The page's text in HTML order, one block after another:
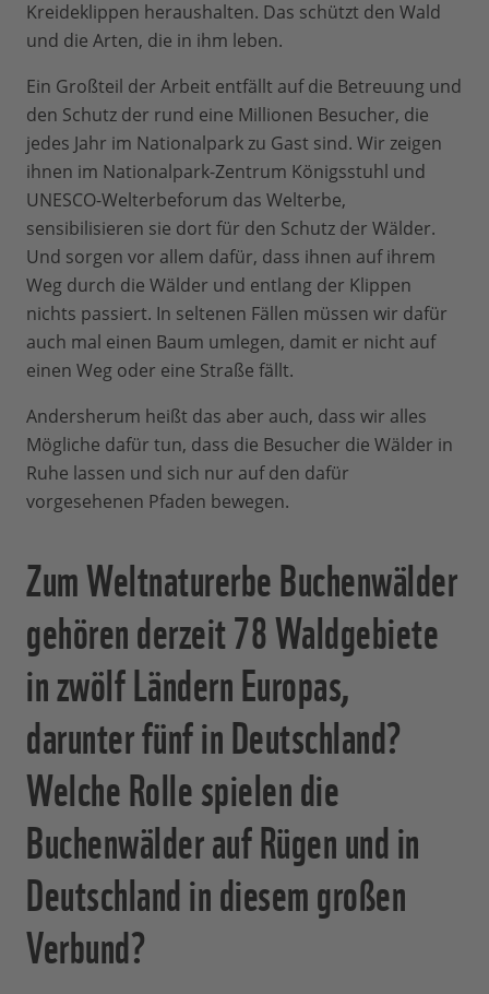
Kreideklippen heraushalten. Das schützt den Wald
und die Arten, die in ihm leben.
Ein Großteil der Arbeit entfällt auf die Betreuung und
den Schutz der rund eine Millionen Besucher, die
jedes Jahr im Nationalpark zu Gast sind. Wir zeigen
ihnen im Nationalpark-Zentrum Königsstuhl und
UNESCO-Welterbeforum das Welterbe,
sensibilisieren sie dort für den Schutz der Wälder.
Und sorgen vor allem dafür, dass ihnen auf ihrem
Weg durch die Wälder und entlang der Klippen
nichts passiert. In seltenen Fällen müssen wir dafür
auch mal einen Baum umlegen, damit er nicht auf
einen Weg oder eine Straße fällt.
Andersherum heißt das aber auch, dass wir alles
Mögliche dafür tun, dass die Besucher die Wälder in
Ruhe lassen und sich nur auf den dafür
vorgesehenen Pfaden bewegen.
Zum Weltnaturerbe Buchenwälder
gehören derzeit 78 Waldgebiete
in zwölf Ländern Europas,
darunter fünf in Deutschland?
Welche Rolle spielen die
Buchenwälder auf Rügen und in
Deutschland in diesem großen
Verbund?